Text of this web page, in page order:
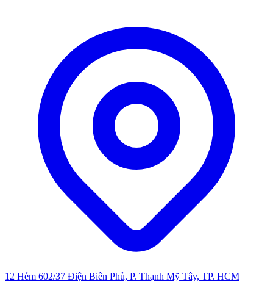
12 Hẻm 602/37 Điện Biên Phủ, P. Thạnh Mỹ Tây, TP. HCM